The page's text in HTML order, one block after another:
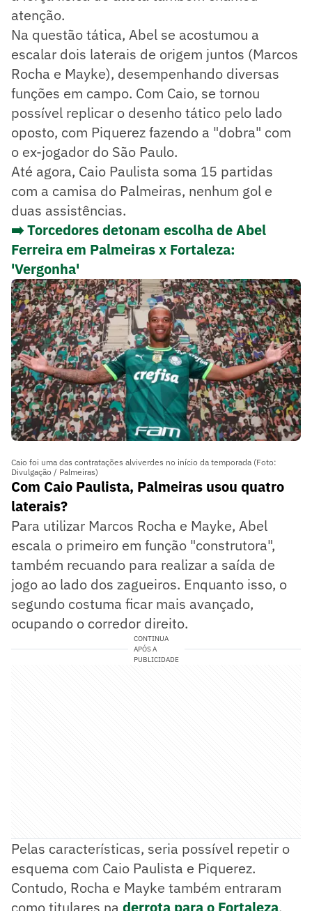
atenção.
Na questão tática, Abel se acostumou a
escalar dois laterais de origem juntos (Marcos
Rocha e Mayke), desempenhando diversas
funções em campo. Com Caio, se tornou
possível replicar o desenho tático pelo lado
oposto, com Piquerez fazendo a "dobra" com
o ex-jogador do São Paulo.
Até agora, Caio Paulista soma 15 partidas
com a camisa do Palmeiras, nenhum gol e
duas assistências.
➡️ Torcedores detonam escolha de Abel
Ferreira em Palmeiras x Fortaleza:
'Vergonha'
Caio foi uma das contratações alviverdes no início da temporada (Foto:
Divulgação / Palmeiras)
Com Caio Paulista, Palmeiras usou quatro
laterais?
Para utilizar Marcos Rocha e Mayke, Abel
escala o primeiro em função "construtora",
também recuando para realizar a saída de
jogo ao lado dos zagueiros. Enquanto isso, o
segundo costuma ficar mais avançado,
ocupando o corredor direito.
CONTINUA
APÓS A
PUBLICIDADE
Pelas características, seria possível repetir o
esquema com Caio Paulista e Piquerez.
Contudo, Rocha e Mayke também entraram